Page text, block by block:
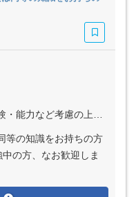
決定いたします ※残業代は全額支給
等の知識をお持ちの方
の方、なお歓迎しま